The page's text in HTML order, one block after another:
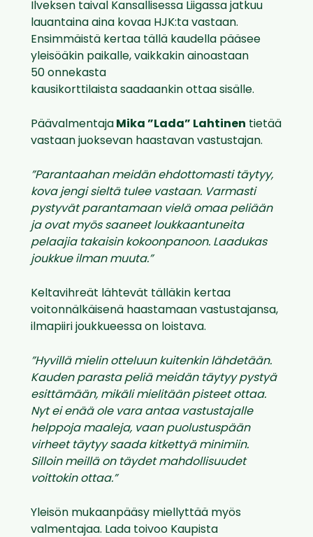
Ilveksen taival Kansallisessa Liigassa jatkuu
lauantaina aina kovaa HJK:ta vastaan.
Ensimmäistä kertaa tällä kaudella pääsee
yleisöäkin paikalle, vaikkakin ainoastaan
50 onnekasta
kausikorttilaista saadaankin ottaa sisälle.
Päävalmentaja Mika ”Lada” Lahtinen tietää
vastaan juoksevan haastavan vastustajan.
”Parantaahan meidän ehdottomasti täytyy,
kova jengi sieltä tulee vastaan. Varmasti
pystyvät parantamaan vielä omaa peliään
ja ovat myös saaneet loukkaantuneita
pelaajia takaisin kokoonpanoon. Laadukas
joukkue ilman muuta.”
Keltavihreät lähtevät tälläkin kertaa
voitonnälkäisenä haastamaan vastustajansa,
ilmapiiri joukkueessa on loistava.
”Hyvillä mielin otteluun kuitenkin lähdetään.
Kauden parasta peliä meidän täytyy pystyä
esittämään, mikäli mielitään pisteet ottaa.
Nyt ei enää ole vara antaa vastustajalle
helppoja maaleja, vaan puolustuspään
virheet täytyy saada kitkettyä minimiin.
Silloin meillä on täydet mahdollisuudet
voittokin ottaa.”
Yleisön mukaanpääsy miellyttää myös
valmentajaa. Lada toivoo Kaupista